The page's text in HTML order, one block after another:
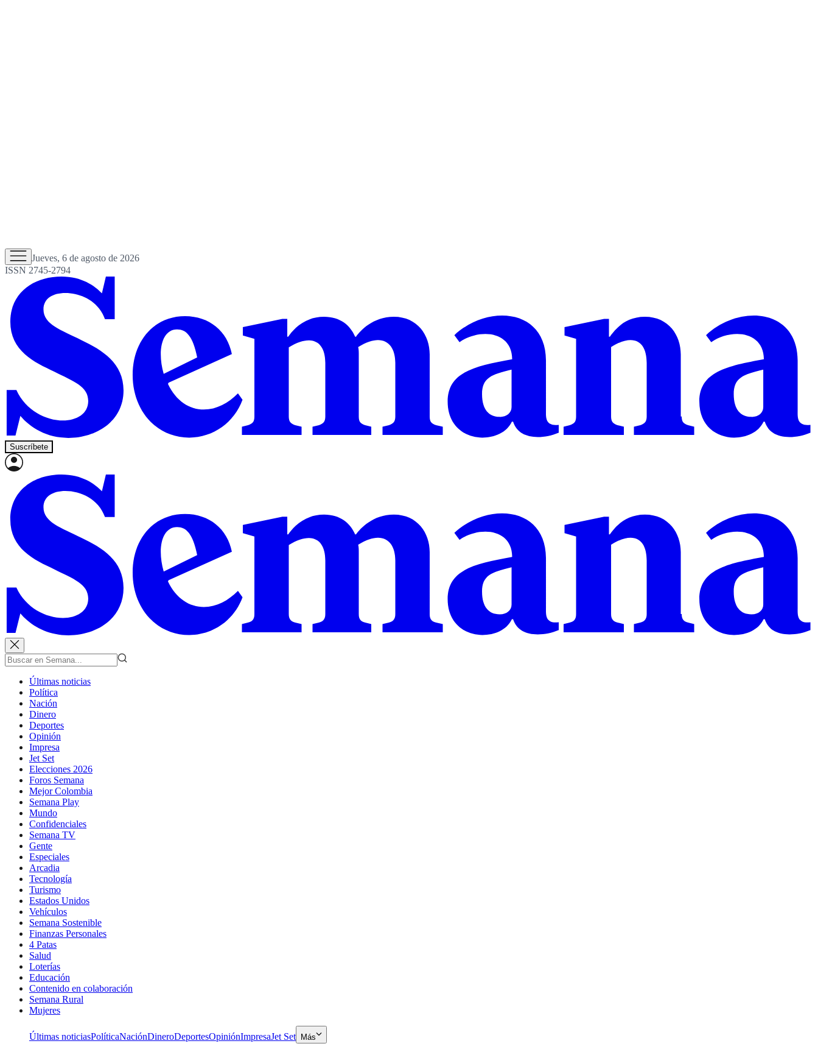
Jueves, 6 de agosto de 2026
ISSN 2745-2794
Suscríbete
Últimas noticias
Política
Nación
Dinero
Deportes
Opinión
Impresa
Jet Set
Elecciones 2026
Foros Semana
Mejor Colombia
Semana Play
Mundo
Confidenciales
Semana TV
Gente
Especiales
Arcadia
Tecnología
Turismo
Estados Unidos
Vehículos
Semana Sostenible
Finanzas Personales
4 Patas
Salud
Loterías
Educación
Contenido en colaboración
Semana Rural
Mujeres
Últimas noticiasPolíticaNaciónDineroDeportesOpiniónImpresaJet Set Más